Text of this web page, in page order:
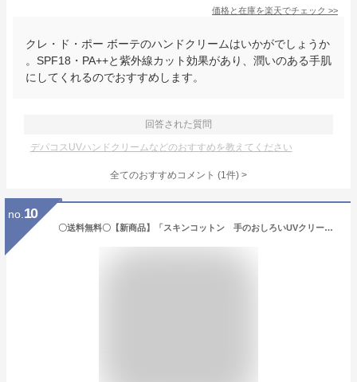
価格と在庫を楽天でチェック >>
クレ・ド・ポー ボーテのハンドクリームはいかがでしょうか
。SPF18・PA++と紫外線カット効果があり、潤いのある手肌
にしてくれるのでおすすめします。
回答された質問
デパコスUVハンドクリームなどのおすすめを教えてください
全てのおすすめコメント (1件) >
no. 10
〇送料無料〇【新商品】「スキンコットン 手のおしろいUVクリーム 2個セット」SPF24 PA+++ 日焼け止め ハンドクリーム skincotton※簡易包装【公式】